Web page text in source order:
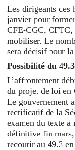
Les dirigeants des
janvier pour
CFE-CGC, CFTC,
mobiliser. Le
sera décisif pour
Possibilité du 49.3
L’affrontement
du projet de loi en
Le gouvernement
rectificatif de la
examen du texte à
définitive fin mars,
recourir au 49.3 en